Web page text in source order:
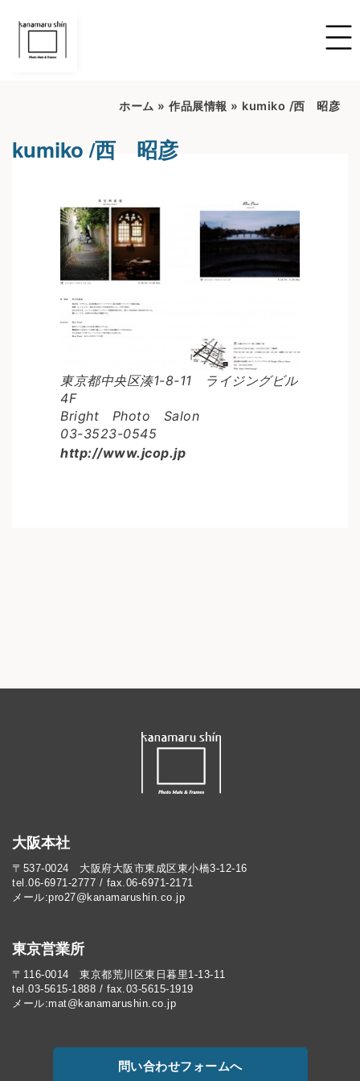
ホーム » 作品展情報 » kumiko /西 昭彦
kumiko /西 昭彦
東京都中央区湊1-8-11 ライジングビル
4F
Bright Photo Salon
03-3523-0545
http://www.jcop.jp
大阪本社
〒537-0024 大阪府大阪市東成区東小橋3-12-16
tel.06-6971-2777 / fax.06-6971-2171
メール:pro27@kanamarushin.co.jp​
東京営業所
〒116-0014 東京都荒川区東日暮里1-13-11
tel.03-5615-1888 / fax.03-5615-1919
メール:mat@kanamarushin.co.jp
問い合わせフォームへ